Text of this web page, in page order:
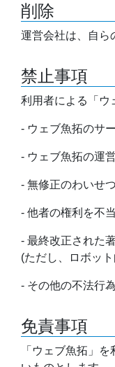
削除
運営会社は、自ら
禁止事項
利用者による「ウ
- ウェブ魚拓のサ
- ウェブ魚拓の運
- 無修正のわいせ
- 他者の権利を不
- 最終改正された
(ただし、ロボッ
- その他の不法行為
免責事項
「ウェブ魚拓」